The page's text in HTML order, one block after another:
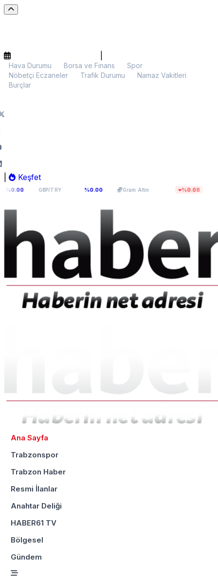
Hava Durumu Borsa ve Finans
Spor
Nöbetçi Eczaneler
Trafik Durumu
Namaz Vakitleri
Burçlar
Keşfet
64,131 %0.00 Gram Altın6.106,02 %0.08 $65.013,37
Ana Sayfa
Trabzonspor
Trabzon Haber
Resmi İlanlar
Anahtar Deliği
HABER61 TV
Bölgesel
Gündem